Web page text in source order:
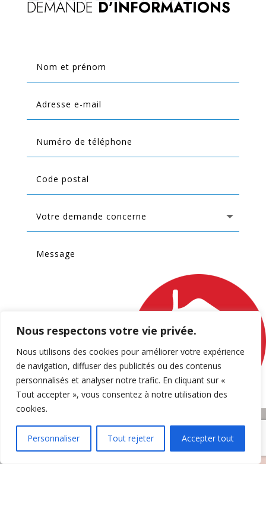
Nous respectons votre vie privée.
Nous utilisons des cookies pour améliorer votre expérience
de navigation, diffuser des publicités ou des contenus
personnalisés et analyser notre trafic. En cliquant sur «
Tout accepter », vous consentez à notre utilisation des
cookies.
Personnaliser Tout rejeter Accepter tout
DEMANDE D’INFORMATIONS
ENVOYER